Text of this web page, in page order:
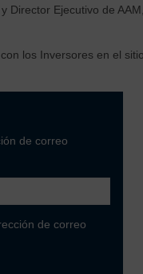
Director Ejecutivo de
los Inversores en el
de correo
de correo